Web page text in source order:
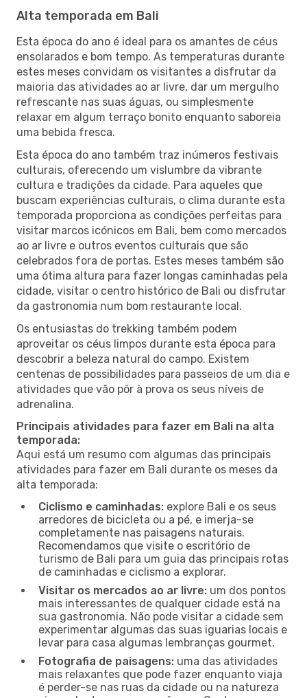
Alta temporada em Bali
Esta época do ano é ideal para os amantes de céus
ensolarados e bom tempo. As temperaturas durante
estes meses convidam os visitantes a disfrutar da
maioria das atividades ao ar livre, dar um mergulho
refrescante nas suas águas, ou simplesmente
relaxar em algum terraço bonito enquanto saboreia
uma bebida fresca.
Esta época do ano também traz inúmeros festivais
culturais, oferecendo um vislumbre da vibrante
cultura e tradições da cidade. Para aqueles que
buscam experiências culturais, o clima durante esta
temporada proporciona as condições perfeitas para
visitar marcos icónicos em Bali, bem como mercados
ao ar livre e outros eventos culturais que são
celebrados fora de portas. Estes meses também são
uma ótima altura para fazer longas caminhadas pela
cidade, visitar o centro histórico de Bali ou disfrutar
da gastronomia num bom restaurante local.
Os entusiastas do trekking também podem
aproveitar os céus limpos durante esta época para
descobrir a beleza natural do campo. Existem
centenas de possibilidades para passeios de um dia e
atividades que vão pôr à prova os seus níveis de
adrenalina.
Principais atividades para fazer em Bali na alta
temporada:
Aqui está um resumo com algumas das principais
atividades para fazer em Bali durante os meses da
alta temporada:
Ciclismo e caminhadas: explore Bali e os seus
arredores de bicicleta ou a pé, e imerja-se
completamente nas paisagens naturais.
Recomendamos que visite o escritório de
turismo de Bali para um guia das principais rotas
de caminhadas e ciclismo a explorar.
Visitar os mercados ao ar livre: um dos pontos
mais interessantes de qualquer cidade está na
sua gastronomia. Não pode visitar a cidade sem
experimentar algumas das suas iguarias locais e
levar para casa algumas lembranças gourmet.
Fotografia de paisagens: uma das atividades
mais relaxantes que pode fazer enquanto viaja
é perder-se nas ruas da cidade ou na natureza